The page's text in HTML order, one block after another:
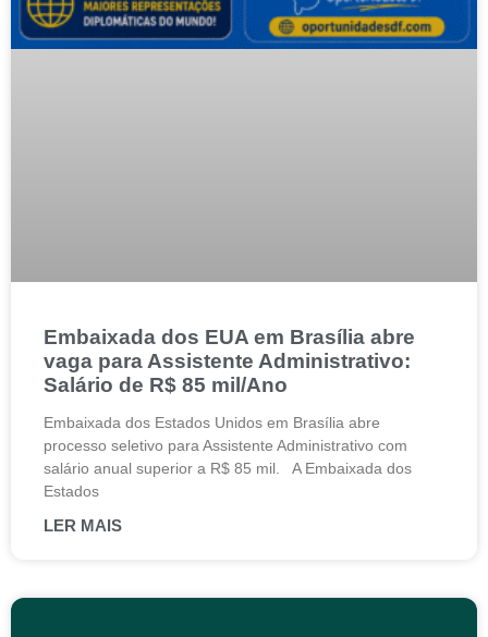
Embaixada dos EUA em Brasília abre
vaga para Assistente Administrativo:
Salário de R$ 85 mil/Ano
Embaixada dos Estados Unidos em Brasília abre
processo seletivo para Assistente Administrativo com
salário anual superior a R$ 85 mil. A Embaixada dos
Estados
LER MAIS